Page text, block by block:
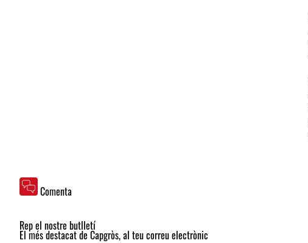
Comenta
Rep el nostre butlletí
El més destacat de Capgròs, al teu correu electrònic